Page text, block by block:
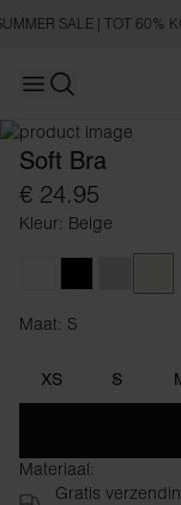
SALE | TOT 60%
Open main menu
Soft Bra
€ 24.95
Kleur: Beige
Maat: S
XS S
Materiaal:
Gratis